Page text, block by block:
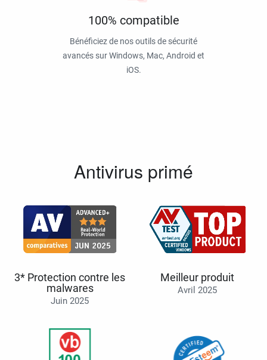
100% compatible
Bénéficiez de nos outils de sécurité
avancés sur Windows, Mac, Android et
iOS.
Antivirus primé
3* Protection contre les
malwares
Juin 2025
Meilleur produit
Avril 2025